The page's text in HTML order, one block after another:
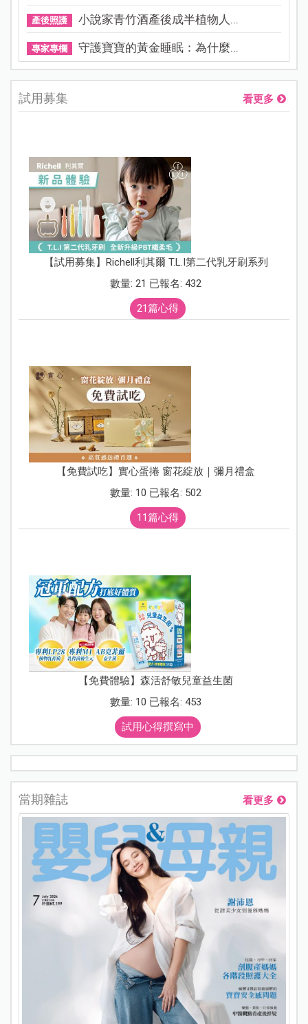
產後照護 小說家青竹酒產後成半植物人...
專家專欄 守護寶寶的黃金睡眠：為什麼...
試用募集 看更多
【試用募集】Richell利其爾 T.L.I第二代乳牙刷系列
數量: 21 已報名: 432
21篇心得
【免費試吃】實心蛋捲 窗花綻放｜彌月禮盒
數量: 10 已報名: 502
11篇心得
【免費體驗】森活舒敏兒童益生菌
數量: 10 已報名: 453
試用心得撰寫中
當期雜誌 看更多